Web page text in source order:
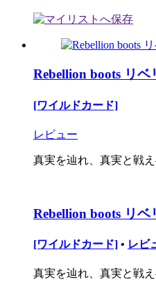
Rebellion boots リベ
[ワイルドカード]
レビュー
真実を辿れ、真実と戦
Rebellion boots リベ
[ワイルドカード] • レビ
真実を辿れ、真実と